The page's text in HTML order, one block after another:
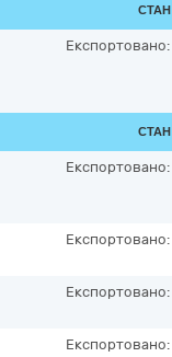
СТАН
Експортовано:
СТАН
Експортовано:
Експортовано:
Експортовано:
Експортовано: